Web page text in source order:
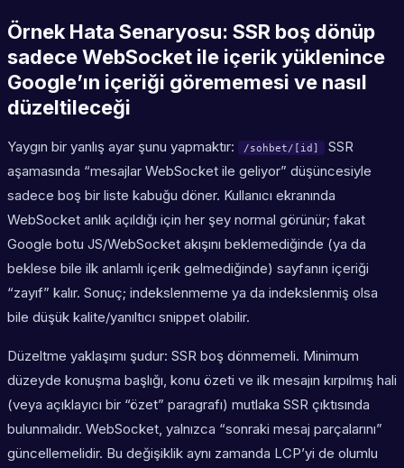
Örnek Hata Senaryosu: SSR boş dönüp
sadece WebSocket ile içerik yüklenince
Google’ın içeriği görememesi ve nasıl
düzeltileceği
Yaygın bir yanlış ayar şunu yapmaktır: /sohbet/[id]
SSR
aşamasında “mesajlar WebSocket ile geliyor” düşüncesiyle
sadece boş bir liste kabuğu döner. Kullanıcı ekranında
WebSocket anlık açıldığı için her şey normal görünür; fakat
Google botu JS/WebSocket akışını beklemediğinde (ya da
beklese bile ilk anlamlı içerik gelmediğinde) sayfanın içeriği
“zayıf” kalır. Sonuç; indekslenmeme ya da indekslenmiş olsa
bile düşük kalite/yanıltıcı snippet olabilir.
Düzeltme yaklaşımı şudur: SSR boş dönmemeli. Minimum
düzeyde konuşma başlığı, konu özeti ve ilk mesajın kırpılmış hali
(veya açıklayıcı bir “özet” paragrafı) mutlaka SSR çıktısında
bulunmalıdır. WebSocket, yalnızca “sonraki mesaj parçalarını”
güncellemelidir. Bu değişiklik aynı zamanda LCP’yi de olumlu